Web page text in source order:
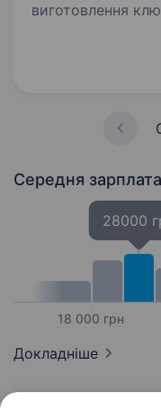
виготовлення
Середня зарплата
18 000 грн
28000
Докладніше